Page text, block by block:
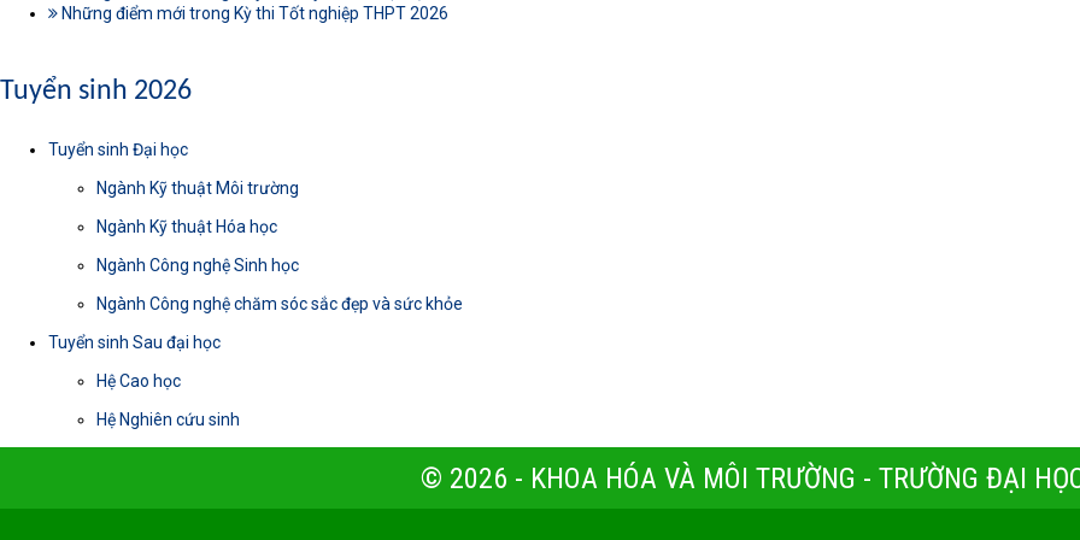
Những điểm mới trong Kỳ thi Tốt nghiệp THPT 2026
Tuyển sinh 2026
Tuyển sinh Đại học
Ngành Kỹ thuật Môi trường
Ngành Kỹ thuật Hóa học
Ngành Công nghệ Sinh học
Ngành Công nghệ chăm sóc sắc đẹp và sức khỏe
Tuyển sinh Sau đại học
Hệ Cao học
Hệ Nghiên cứu sinh
© 2026 - KHOA HÓA VÀ MÔI TRƯỜNG - TRƯỜNG ĐẠI